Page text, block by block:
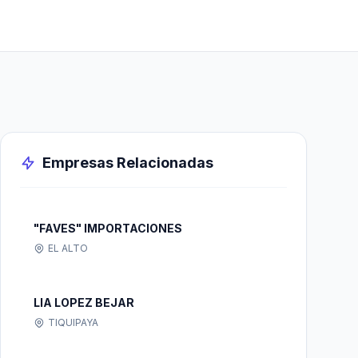
Empresas Relacionadas
"FAVES" IMPORTACIONES
EL ALTO
LIA LOPEZ BEJAR
TIQUIPAYA